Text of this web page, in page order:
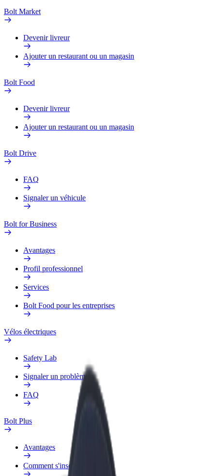
Bolt Market
Devenir livreur
Ajouter un restaurant ou un magasin
Bolt Food
Devenir livreur
Ajouter un restaurant ou un magasin
Bolt Drive
FAQ
Signaler un véhicule
Bolt for Business
Avantages
Profil professionnel
Services
Bolt Food pour les entreprises
Vélos électriques
Safety Lab
Signaler un problème
FAQ
Bolt Plus
Avantages
Comment s'inscrire